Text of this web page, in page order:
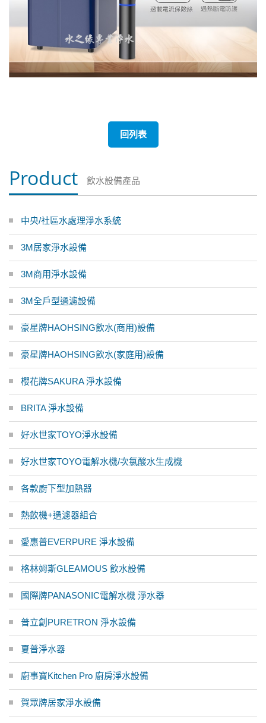
回列表
Product 飲水設備產品
中央/社區水處理淨水系統
3M居家淨水設備
3M商用淨水設備
3M全戶型過濾設備
豪星牌HAOHSING飲水(商用)設備
豪星牌HAOHSING飲水(家庭用)設備
櫻花牌SAKURA 淨水設備
BRITA 淨水設備
好水世家TOYO淨水設備
好水世家TOYO電解水機/次氯酸水生成機
各款廚下型加熱器
熱飲機+過濾器組合
愛惠普EVERPURE 淨水設備
格林姆斯GLEAMOUS 飲水設備
國際牌PANASONIC電解水機 淨水器
普立創PURETRON 淨水設備
夏普淨水器
廚事寶Kitchen Pro 廚房淨水設備
賀眾牌居家淨水設備